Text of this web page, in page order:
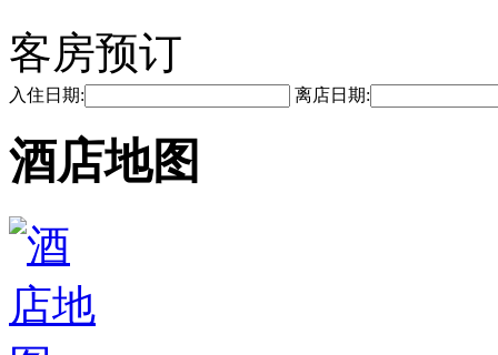
客房预订
入住日期: 离店日期:
酒店地图